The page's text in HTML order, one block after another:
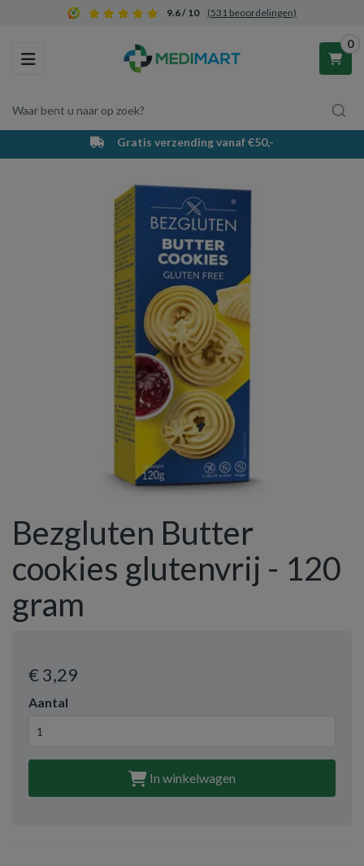
9.6 / 10 (531 beoordelingen)
Toggle navigation
Waar bent u naar op zoek?
0
Winkelwagen
Uw winkelwagen is leeg.
Vul hem met producten.
Gratis verzending vanaf €50,-
Bezgluten Butter
cookies glutenvrij - 120
gram
€ 3,29
Aantal
In winkelwagen